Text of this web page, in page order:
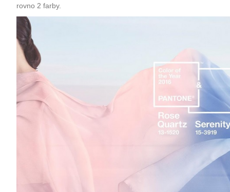
rovno 2 farby.